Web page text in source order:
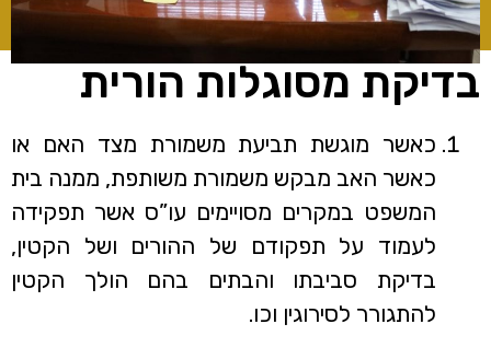
בדיקת מסוגלות הורית
כאשר מוגשת תביעת משמורת מצד האם או
כאשר האב מבקש משמורת משותפת, ממנה בית
המשפט במקרים מסויימים עו”ס אשר תפקידה
לעמוד על תפקודם של ההורים ושל הקטין,
בדיקת סביבתו והבתים בהם הולך הקטין
להתגורר לסירוגין וכו.